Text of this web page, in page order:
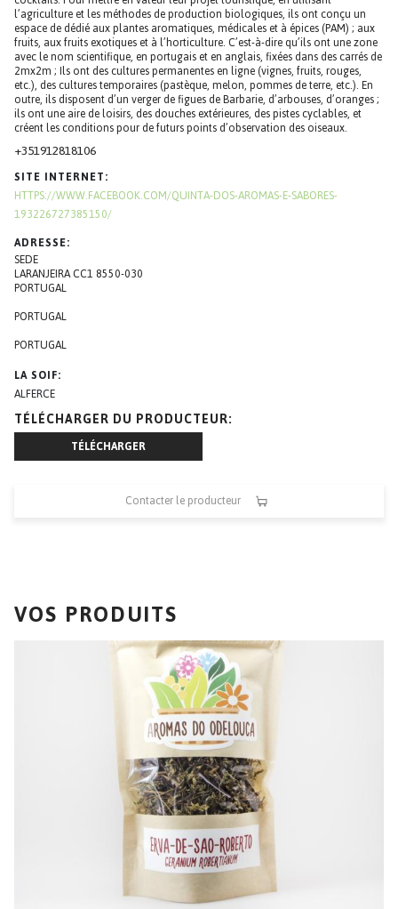
l’agriculture et les méthodes de production biologiques, ils ont conçu un
espace de dédié aux plantes aromatiques, médicales et à épices (PAM) ; aux
fruits, aux fruits exotiques et à l’horticulture. C’est-à-dire qu’ils ont une zone
avec le nom scientifique, en portugais et en anglais, fixées dans des carrés de
2mx2m ; Ils ont des cultures permanentes en ligne (vignes, fruits, rouges,
etc.), des cultures temporaires (pastèque, melon, pommes de terre, etc.). En
outre, ils disposent d’un verger de figues de Barbarie, d’arbouses, d’oranges ;
ils ont une aire de loisirs, des douches extérieures, des pistes cyclables, et
créent les conditions pour de futurs points d’observation des oiseaux.
+351912818106
SITE INTERNET
HTTPS://WWW.FACEBOOK.COM/QUINTA-DOS-AROMAS-E-SABORES-
193226727385150/
ADRESSE
SEDE
LARANJEIRA CC1 8550-030
PORTUGAL
PORTUGAL
PORTUGAL
LA SOIF
ALFERCE
TÉLÉCHARGER DU PRODUCTEUR
TÉLÉCHARGER
Contacter le producteur
VOS PRODUITS